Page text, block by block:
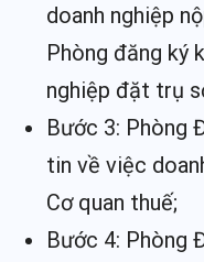
doanh nghiệp
Phòng đăng ký
nghiệp đặt trụ
Bước 3: Phòng
tin về việc
Cơ quan thuế;
Bước 4: Phòng